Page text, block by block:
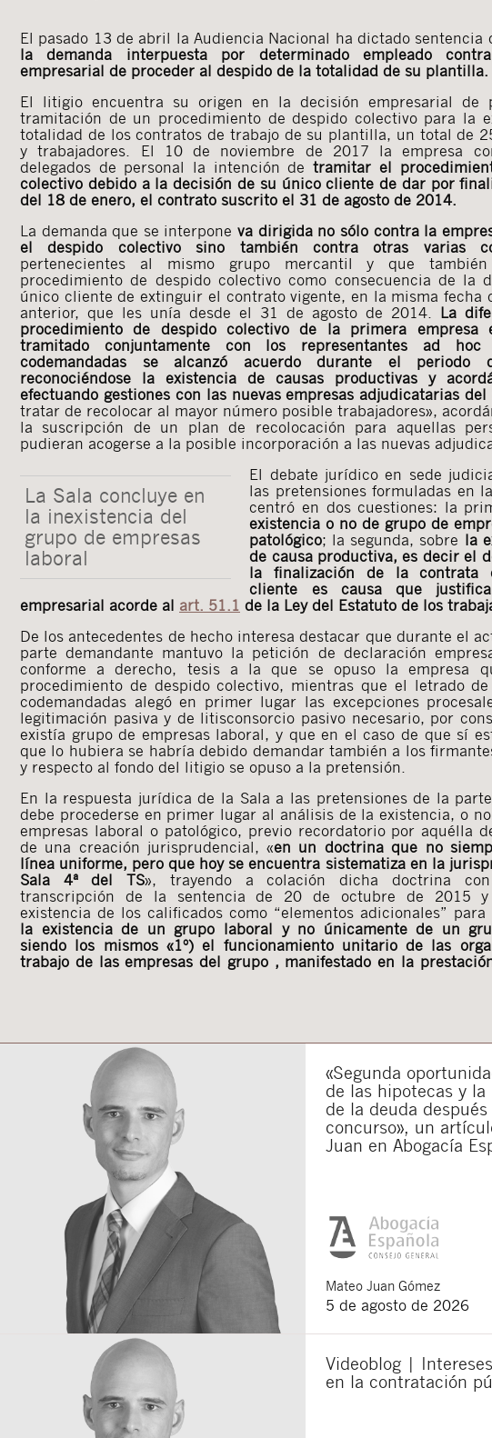
El pasado 13 de abril la Audiencia Nacional ha dictado sentencia
la demanda interpuesta por determinado empleado
empresarial de proceder al despido de la totalidad de su plantilla.
El litigio encuentra su origen en la decisión empresarial de
tramitación de un procedimiento de despido colectivo para la
totalidad de los contratos de trabajo de su plantilla, un total de
y trabajadores. El 10 de noviembre de 2017 la empresa
delegados de personal la intención de tramitar el
colectivo debido a la decisión de su único cliente de dar por
del 18 de enero, el contrato suscrito el 31 de agosto de 2014.
La demanda que se interpone va dirigida no sólo contra la
el despido colectivo sino también contra otras varias
pertenecientes al mismo grupo mercantil y que también
procedimiento de despido colectivo como consecuencia de la
único cliente de extinguir el contrato vigente, en la misma fecha
anterior, que les unía desde el 31 de agosto de 2014. La
procedimiento de despido colectivo de la primera
tramitado conjuntamente con los representantes ad
codemandadas se alcanzó acuerdo durante el periodo
reconociéndose la existencia de causas productivas y
efectuando gestiones con las nuevas empresas adjudicatarias
tratar de recolocar al mayor número posible trabajadores»,
la suscripción de un plan de recolocación para aquellas
pudieran acogerse a la posible incorporación a las nuevas
La Sala concluye en
la inexistencia del
grupo de empresas
laboral
El debate jurídico en sede
las pretensiones formuladas en
centró en dos cuestiones: la
existencia o no de grupo de
patológico; la segunda, sobre la
de causa productiva, es decir el
la finalización de la contrata
cliente es causa que
empresarial acorde al art. 51.1 de la Ley del Estatuto de los
De los antecedentes de hecho interesa destacar que durante el
parte demandante mantuvo la petición de declaración
conforme a derecho, tesis a la que se opuso la empresa
procedimiento de despido colectivo, mientras que el letrado
codemandadas alegó en primer lugar las excepciones
legitimación pasiva y de litisconsorcio pasivo necesario, por
existía grupo de empresas laboral, y que en el caso de que sí
que lo hubiera se habría debido demandar también a los
y respecto al fondo del litigio se opuso a la pretensión.
En la respuesta jurídica de la Sala a las pretensiones de la
debe procederse en primer lugar al análisis de la existencia, o
empresas laboral o patológico, previo recordatorio por aquélla
de una creación jurisprudencial, «en un doctrina que no
línea uniforme, pero que hoy se encuentra sistematiza en la
Sala 4ª del TS», trayendo a colación dicha doctrina
transcripción de la sentencia de 20 de octubre de 2015 y
existencia de los calificados como “elementos adicionales” para
la existencia de un grupo laboral y no únicamente de un
siendo los mismos «1º) el funcionamiento unitario de las
trabajo de las empresas del grupo , manifestado en la
«Segunda
de las hipotecas y la
de la deuda después
concurso», un
Juan en Abogacía
Mateo Juan Gómez
5 de agosto de 2026
Videoblog |
en la contratación
Acepto recibir